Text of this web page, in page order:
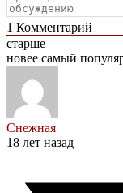
1 Комментарий
старше
новее самый
Снежная
18 лет назад